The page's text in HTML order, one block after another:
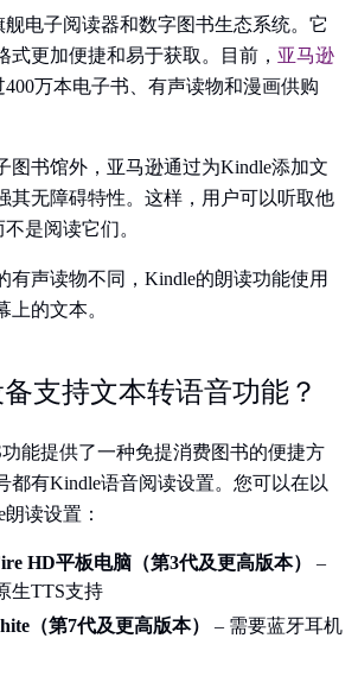
舰电子阅读器和数字图书生态系统。它
式更加便捷和易于获取。目前， 亚马逊
400万本电子书、有声读物和漫画供购
图书馆外，亚马逊通过为Kindle添加文
其无障碍特性。这样，用户可以听取他
是阅读它们。
有声读物不同，Kindle的朗读功能使用
上的文本。
支持文本转语音功能？
能提供了一种免提消费图书的便捷方
都有Kindle语音阅读设置。您可以在以
读设置：
HD平板电脑（第3代及更高版本）
–
生TTS支持
（第7代及更高版本）
– 需要蓝牙耳机